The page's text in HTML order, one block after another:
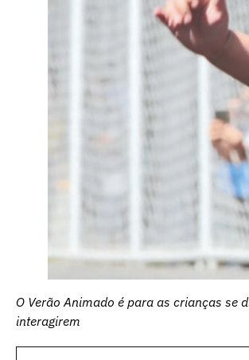
O Verão Animado é para as crianças se
interagirem